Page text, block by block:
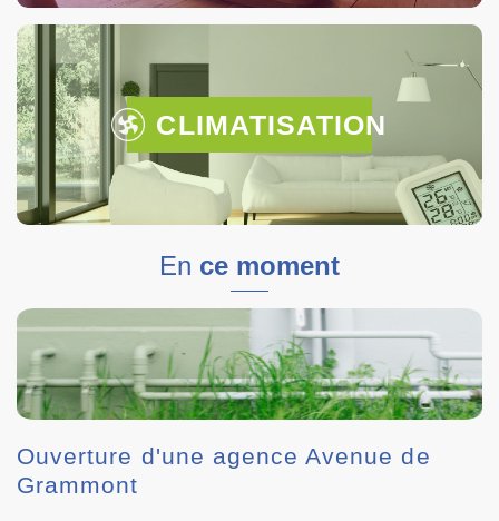
CLIMATISATION
En ce moment
Ouverture d'une agence Avenue de
Grammont